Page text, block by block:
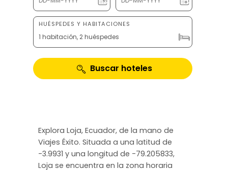
HUÉSPEDES Y HABITACIONES
1 habitación, 2 huéspedes
Buscar hoteles
Explora Loja, Ecuador, de la mano de
Viajes Éxito. Situada a una latitud de
-3.9931 y una longitud de -79.205833,
Loja se encuentra en la zona horaria